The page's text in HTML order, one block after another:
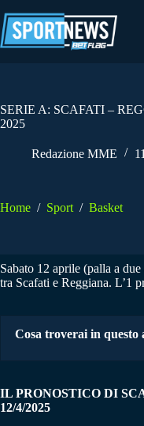
al
contenuto
SERIE A: SCAFATI –
2025
Redazione MME
Home / Sport / Basket
Sabato 12 aprile (palla a
tra Scafati e Reggiana. L’1
Cosa troverai in questo
IL PRONOSTICO DI
12/4/2025